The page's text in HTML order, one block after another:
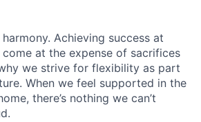
Achieving success at
at the expense of sacrifices
we strive for flexibility as part
When we feel supported in the
there’s nothing we can’t